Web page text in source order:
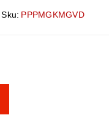
Sku: PPPMGKMGVD